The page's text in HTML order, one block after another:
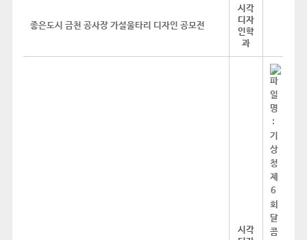
좋은도시 금천 공사장 가설울타리 디자인 공모전
시각
디자
인학
과
시각